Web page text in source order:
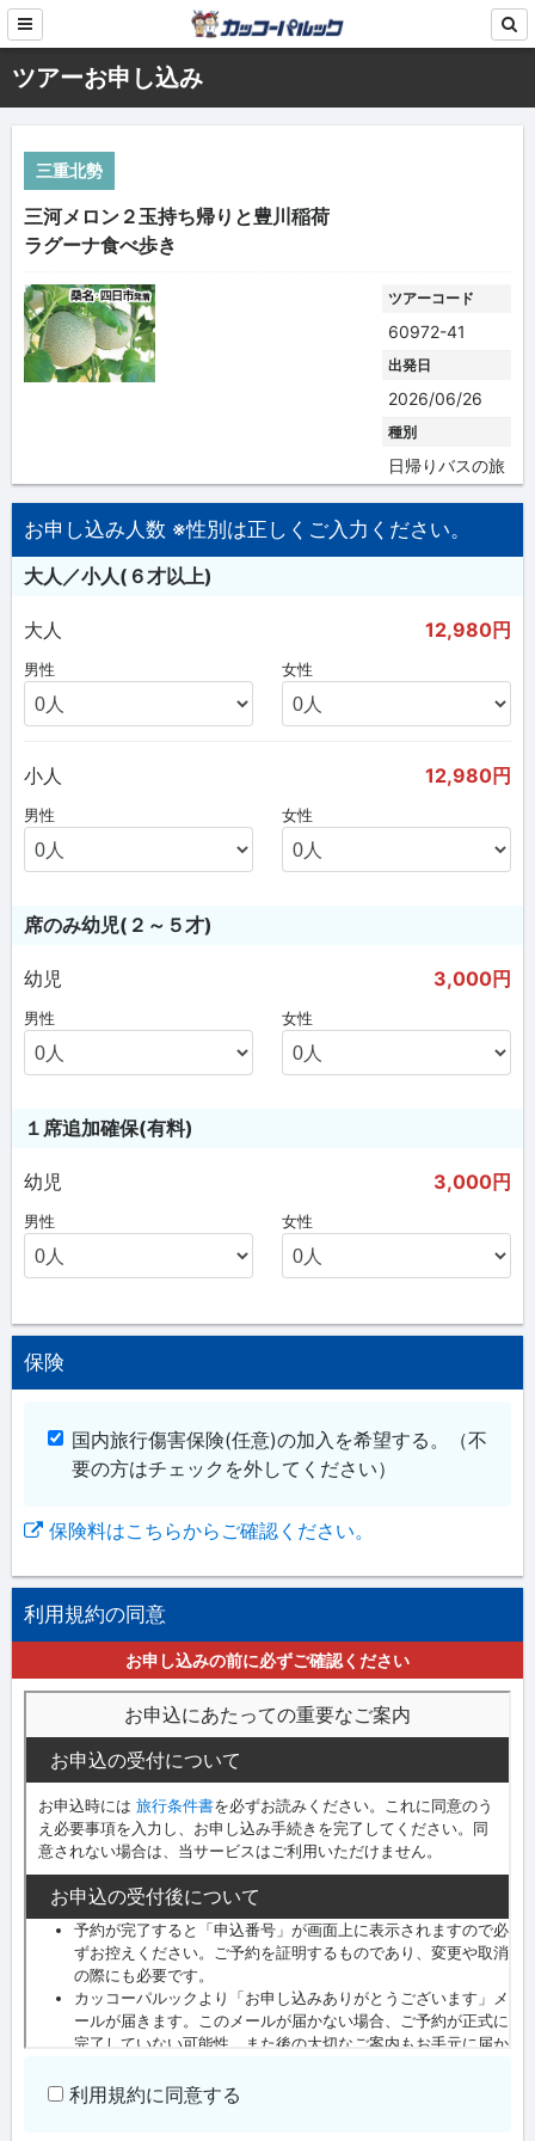
ツアーお申し込み
三重北勢
三河メロン２玉持ち帰りと豊川稲荷
ラグーナ食べ歩き
ツアーコード
60972-41
出発日
2026/06/26
種別
日帰りバスの旅
お申し込み人数 ※性別は正しくご入力ください。
大人／小人(６才以上)
大人 12,980円
男性 女性
小人 12,980円
男性 女性
席のみ幼児(２～５才)
幼児 3,000円
男性 女性
１席追加確保(有料)
幼児 3,000円
男性 女性
保険
国内旅行傷害保険(任意)の加入を希望する。
（不
要の方はチェックを外してください）
保険料はこちらからご確認ください。
利用規約の同意
お申し込みの前に必ずご確認ください
利用規約に同意する